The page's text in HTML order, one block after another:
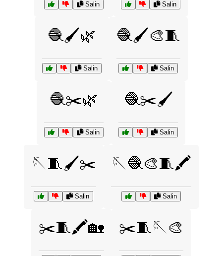
Salin Salin
🧶🖌️🌿
Salin
🧶🖌️🎨🧵
Salin
🧶✂️🌿
Salin
🧶✂️🖌️
Salin
🪡🧵🖌️✂️
Salin
🪡🧶🎨🧵🖍️
Salin
✂️🧵🖍️🏡 ✂️🧵🪡🎨